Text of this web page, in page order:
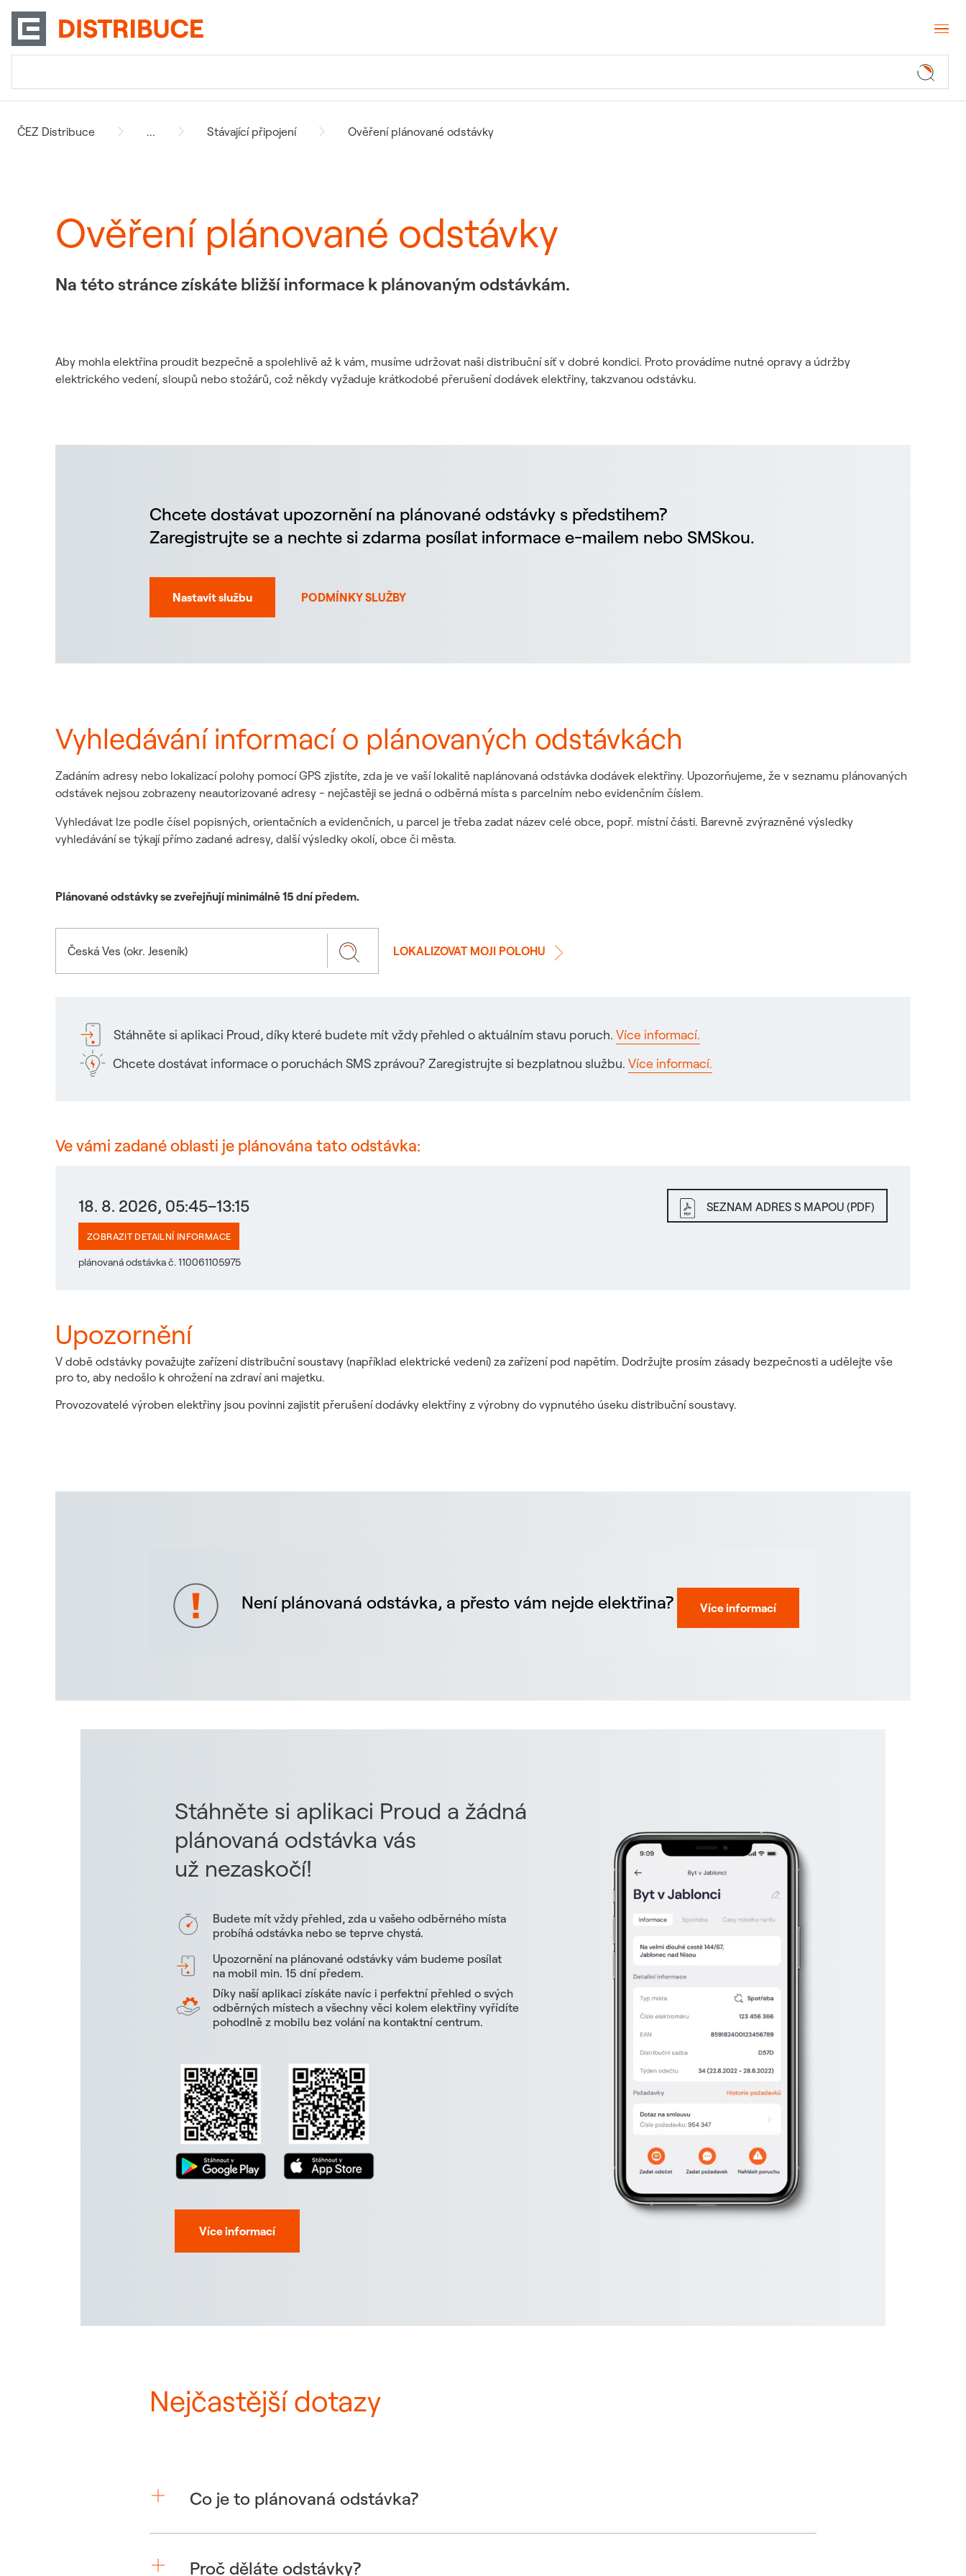
ČEZ Distribuce ... Stávající připojení Ověření plánované odstávky
Ověření plánované odstávky
Na této stránce získáte bližší informace k plánovaným odstávkám.
Aby mohla elektřina proudit bezpečně a spolehlivě až k vám, musíme udržovat naši distribuční síť v dobré kondici. Proto provádíme nutné opravy a údržby
elektrického vedení, sloupů nebo stožárů, což někdy vyžaduje krátkodobé přerušení dodávek elektřiny, takzvanou odstávku.
Chcete dostávat upozornění na plánované odstávky s předstihem?
Zaregistrujte se a nechte si zdarma posílat informace e-mailem nebo SMSkou.
Nastavit službu PODMÍNKY SLUŽBY
Vyhledávání informací o plánovaných odstávkách
Zadáním adresy nebo lokalizací polohy pomocí GPS zjistíte, zda je ve vaší lokalitě naplánovaná odstávka dodávek elektřiny. Upozorňujeme, že v seznamu plánovaných
odstávek nejsou zobrazeny neautorizované adresy - nejčastěji se jedná o odběrná místa s parcelním nebo evidenčním číslem.
Vyhledávat lze podle čísel popisných, orientačních a evidenčních, u parcel je třeba zadat název celé obce, popř. místní části. Barevně zvýrazněné výsledky
vyhledávání se týkají přímo zadané adresy, další výsledky okolí, obce či města.
Plánované odstávky se zveřejňují minimálně 15 dní předem.
LOKALIZOVAT MOJI POLOHU
Stáhněte si aplikaci Proud, díky které budete mít vždy přehled o aktuálním stavu poruch. Více informací.
Chcete dostávat informace o poruchách SMS zprávou? Zaregistrujte si bezplatnou službu. Více informací.
Ve vámi zadané oblasti je plánována tato odstávka:
18. 8. 2026, 05:45–13:15 SEZNAM ADRES S MAPOU (PDF)
ZOBRAZIT DETAILNÍ INFORMACE
plánovaná odstávka č. 110061105975
Upozornění
V době odstávky považujte zařízení distribuční soustavy (například elektrické vedení) za zařízení pod napětím. Dodržujte prosím zásady bezpečnosti a udělejte vše
pro to, aby nedošlo k ohrožení na zdraví ani majetku.
Provozovatelé výroben elektřiny jsou povinni zajistit přerušení dodávky elektřiny z výrobny do vypnutého úseku distribuční soustavy.
Není plánovaná odstávka, a přesto vám nejde elektřina? Více informací
Stáhněte si aplikaci Proud a žádná
plánovaná odstávka vás
už nezaskočí!
Budete mít vždy přehled, zda u vašeho odběrného místa
probíhá odstávka nebo se teprve chystá.
Upozornění na plánované odstávky vám budeme posílat
na mobil min. 15 dní předem.
Díky naší aplikaci získáte navíc i perfektní přehled o svých
odběrných místech a všechny věci kolem elektřiny vyřídíte
pohodlně z mobilu bez volání na kontaktní centrum.
Více informací
Nejčastější dotazy
Co je to plánovaná odstávka?
Proč děláte odstávky?